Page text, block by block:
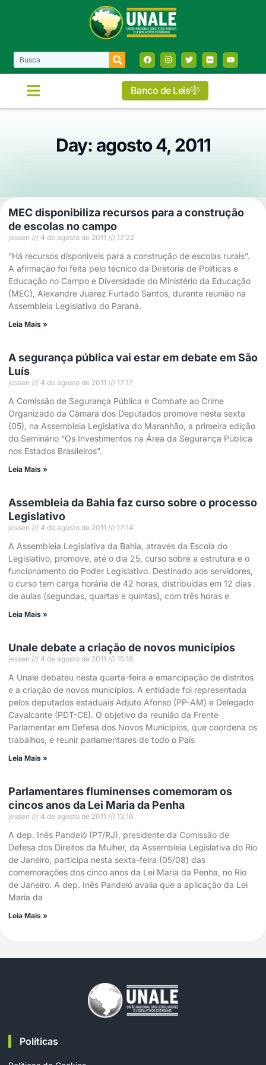
Banco de Leis
Day: agosto 4, 2011
MEC disponibiliza recursos para a construção
de escolas no campo
jessen 4 de agosto de 2011 17:22
“Há recursos disponiveis para a construção de escolas rurais”.
A afirmação foi feita pelo técnico da Diretoria de Políticas e
Educação no Campo e Diversidade do Ministério da Educação
(MEC), Alexandre Juarez Furtado Santos, durante reunião na
Assembleia Legislativa do Paraná.
Leia Mais »
A segurança pública vai estar em debate em São
Luís
jessen 4 de agosto de 2011 17:17
A Comissão de Segurança Pública e Combate ao Crime
Organizado da Câmara dos Deputados promove nesta sexta
(05), na Assembleia Legislativa do Maranhão, a primeira edição
do Seminário “Os Investimentos na Área da Segurança Pública
nos Estados Brasileiros”.
Leia Mais »
Assembleia da Bahia faz curso sobre o processo
Legislativo
jessen 4 de agosto de 2011 17:14
A Assembleia Legislativa da Bahia, através da Escola do
Legislativo, promove, até o dia 25, curso sobre a estrutura e o
funcionamento do Poder Legislativo. Destinado aos servidores,
o curso tem carga horária de 42 horas, distribuídas em 12 dias
de aulas (segundas, quartas e quintas), com três horas e
Leia Mais »
Unale debate a criação de novos municípios
jessen 4 de agosto de 2011 15:18
A Unale debateu nesta quarta-feira a emancipação de distritos
e a criação de novos municípios. A entidade foi representada
pelos deputados estaduais Adjuto Afonso (PP-AM) e Delegado
Cavalcante (PDT-CE). O objetivo da reunião da Frente
Parlamentar em Defesa dos Novos Municípios, que coordena os
trabalhos, é reunir parlamentares de todo o País
Leia Mais »
Parlamentares fluminenses comemoram os
cincos anos da Lei Maria da Penha
jessen 4 de agosto de 2011 13:16
A dep. Inês Pandeló (PT/RJ), presidente da Comissão de
Defesa dos Direitos da Mulher, da Assembleia Legislativa do Rio
de Janeiro, participa nesta sexta-feira (05/08) das
comemorações dos cinco anos da Lei Maria da Penha, no Rio
de Janeiro. A dep. Inês Pandeló avalia que a aplicação da Lei
Maria da
Leia Mais »
Políticas